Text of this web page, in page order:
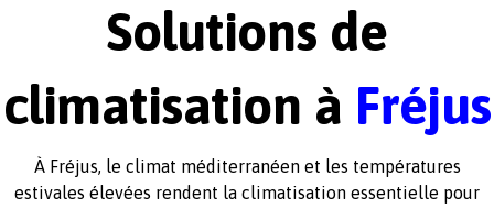
Solutions de
climatisation à Fréjus
À Fréjus, le climat méditerranéen et les températures
estivales élevées rendent la climatisation essentielle pour